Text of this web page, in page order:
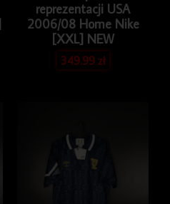
reprezentacji USA
2006/08 Home Nike
[XXL] NEW
349.99zł